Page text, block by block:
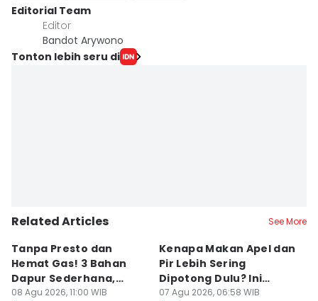
Editorial Team
Editor
Bandot Arywono
Tonton lebih seru di
Related Articles See More
Tanpa Presto dan
Hemat Gas! 3 Bahan
Dapur Sederhana,
Daging Sapi Empuk
08 Agu 2026, 11:00 WIB
Kenapa Makan Apel dan
Pir Lebih Sering
Dipotong Dulu? Ini
Alasannya
07 Agu 2026, 06:58 WIB